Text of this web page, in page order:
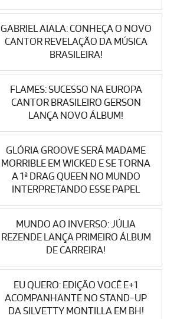
GABRIEL AIALA: CONHEÇA O NOVO
CANTOR REVELAÇÃO DA MÚSICA
BRASILEIRA!
FLAMES: SUCESSO NA EUROPA
CANTOR BRASILEIRO GERSON
LANÇA NOVO ÁLBUM!
GLÓRIA GROOVE SERÁ MADAME
MORRIBLE EM WICKED E SE TORNA
A 1ª DRAG QUEEN NO MUNDO
INTERPRETANDO ESSE PAPEL
MUNDO AO INVERSO: JÚLIA
REZENDE LANÇA PRIMEIRO ÁLBUM
DE CARREIRA!
EU QUERO: EDIÇÃO VOCÊ E+1
ACOMPANHANTE NO STAND-UP
DA SILVETTY MONTILLA EM BH!